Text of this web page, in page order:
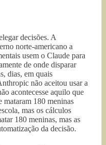
decisões. A
norte-americano a
usem o Claude para
de onde disparar
dias, em quais
não aceitou usar a
acontecesse aquilo que
mataram 180 meninas
mas os cálculos
180 meninas, mas as
da decisão.